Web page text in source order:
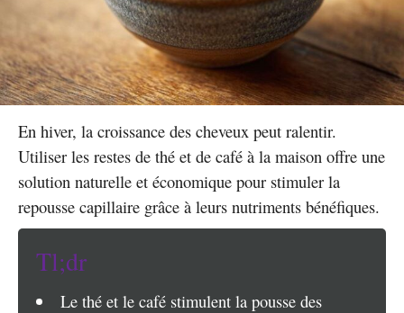
En hiver, la croissance des cheveux peut ralentir.
Utiliser les restes de thé et de café à la maison offre une
solution naturelle et économique pour stimuler la
repousse capillaire grâce à leurs nutriments bénéfiques.
Tl;dr
Le thé et le café stimulent la pousse des